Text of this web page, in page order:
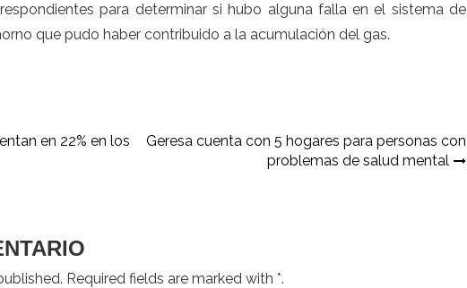
para determinar si hubo alguna falla en el sistema de
que pudo haber contribuido a la acumulación del gas.
en 22% en los
Geresa cuenta con 5 hogares para personas con
problemas de salud mental
Required fields are marked with *.